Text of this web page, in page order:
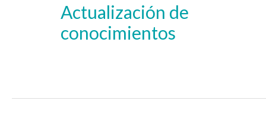
Actualización de
conocimientos